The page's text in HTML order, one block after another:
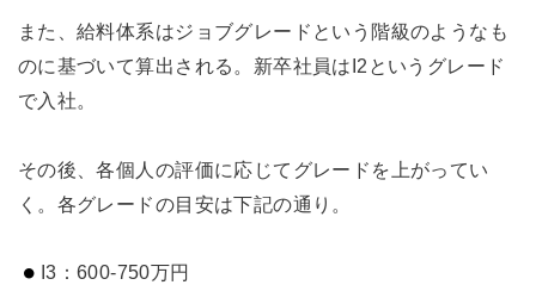
また、給料体系はジョブグレードという階級のようなも
のに基づいて算出される。新卒社員はI2というグレード
で入社。
その後、各個人の評価に応じてグレードを上がってい
く。各グレードの目安は下記の通り。
I3：600-750万円